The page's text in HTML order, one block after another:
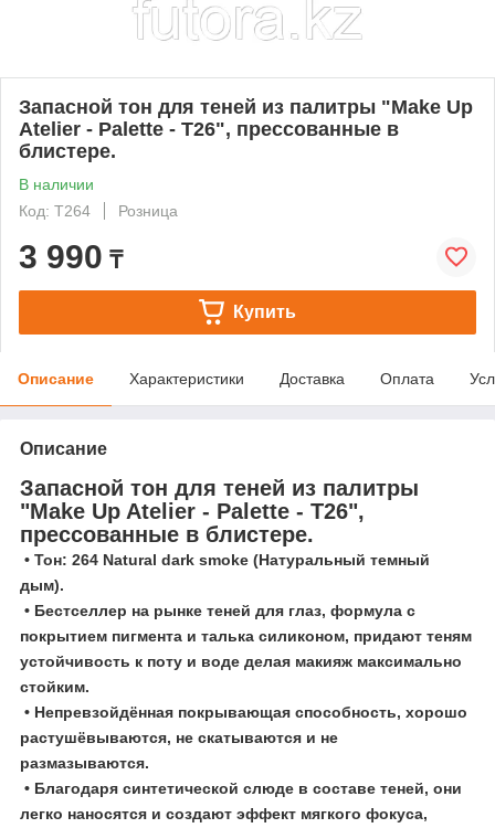
Запасной тон для теней из палитры "Make Up
Atelier - Palette - T26", прессованные в
блистере.
В наличии
Код: T264
Розница
3 990 ₸
Купить
Описание Характеристики Доставка Оплата
Описание
Запасной тон для теней из палитры
"Make Up Atelier - Palette - T26",
прессованные в блистере.
• Тон: 264 Natural dark smoke (Натуральный темный
дым).
• Бестселлер на рынке теней для глаз, формула с
покрытием пигмента и талька силиконом, придают теням
устойчивость к поту и воде делая макияж максимально
стойким.
• Непревзойдённая покрывающая способность, хорошо
растушёвываются, не скатываются и не
размазываются.
• Благодаря синтетической слюде в составе теней, они
легко наносятся и создают эффект мягкого фокуса,